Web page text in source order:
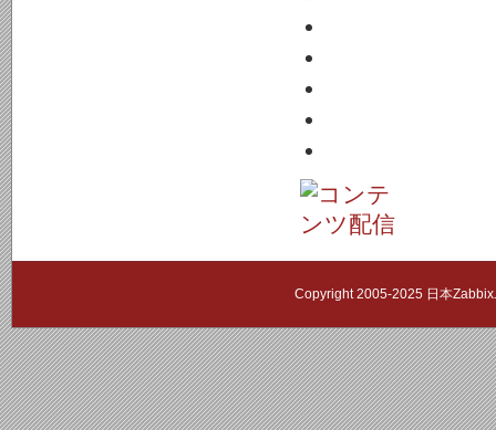
Copyright 2005-2025 日本